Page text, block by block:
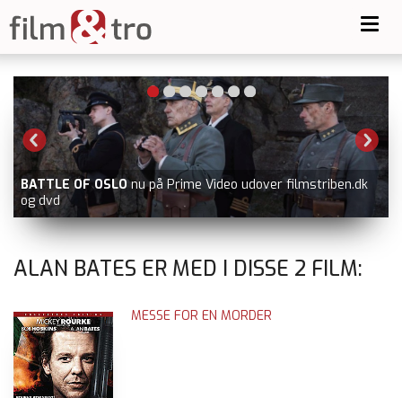
BATTLE OF OSLO nu på Prime Video udover filmstriben.dk
og dvd
ALAN BATES ER MED I DISSE 2 FILM:
MESSE FOR EN MORDER